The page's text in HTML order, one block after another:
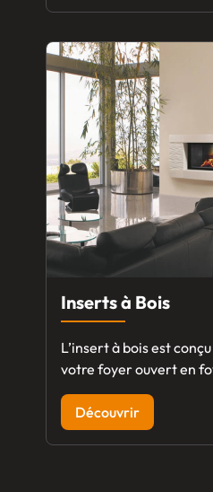
Inserts à Bois
L’insert à bois est
votre foyer ouvert en
Découvrir